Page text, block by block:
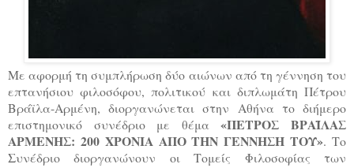
Με αφορμή τη συμπλήρωση δύο αιώνων από τη γέννηση του
επτανήσιου φιλοσόφου, πολιτικού και διπλωμάτη Πέτρου
Βράϊλα-Αρμένη, διοργανώνεται στην Αθήνα το διήμερο
επιστημονικό συνέδριο με θέμα«ΠΕΤΡΟΣ ΒΡΑΪΛΑΣ
ΑΡΜΕΝΗΣ: 200 XΡΟΝΙΑ ΑΠΟ ΤΗΝ ΓΕΝΝΗΣΗ ΤΟΥ». Το
Συνέδριο διοργανώνουν οι Τομείς Φιλοσοφίας των